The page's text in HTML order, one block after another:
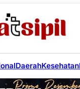
DaerahKesehatan